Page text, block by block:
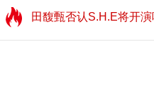
田馥甄否认S.H.E将开
望11:08
田馥甄否认S.H.E将开